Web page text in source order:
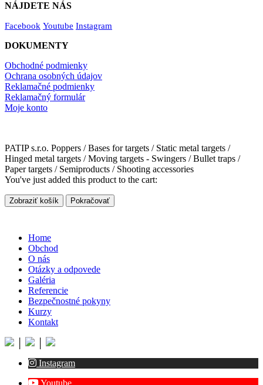
NÁJDETE NÁS
Facebook Youtube Instagram
DOKUMENTY
Obchodné podmienky
Ochrana osobných údajov
Reklamačné podmienky
Reklamačný formulár
Moje konto
PATIP s.r.o. Poppers / Bases for targets / Static metal targets /
Hinged metal targets / Moving targets - Swingers / Bullet traps /
Paper targets / Semiproducts / Shooting accessories
You've just added this product to the cart:
Zobraziť košík Pokračovať
Home
Obchod
O nás
Otázky a odpovede
Galéria
Referencie
Bezpečnostné pokyny
Kurzy
Kontakt
Instagram
Youtube